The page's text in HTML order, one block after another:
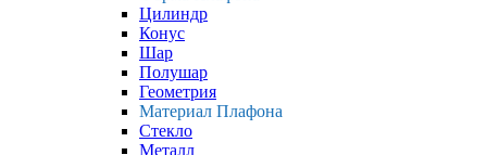
Цилиндр
Конус
Шар
Полушар
Геометрия
Материал Плафона
Стекло
Металл